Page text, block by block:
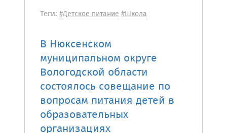
Теги: #Детское питание#Школа
В Нюксенском
муниципальном округе
Вологодской области
состоялось совещание по
вопросам питания детей в
образовательных
организациях